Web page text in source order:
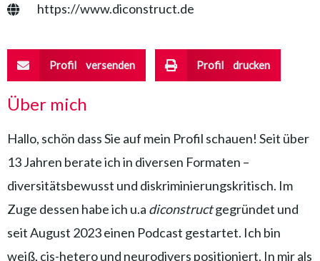
https://www.diconstruct.de
Profil versenden Profil drucken
Über mich
Hallo, schön dass Sie auf mein Profil schauen! Seit über
13 Jahren berate ich in diversen Formaten –
diversitätsbewusst und diskriminierungskritisch. Im
Zuge dessen habe ich u.a diconstructgegründet und
seit August 2023 einen Podcast gestartet. Ich bin
weiß, cis-hetero und neurodivers positioniert. In mir als